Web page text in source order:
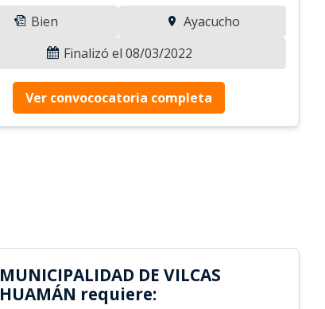
Bien
Ayacucho
Finalizó el 08/03/2022
Ver convococatoria completa
MUNICIPALIDAD DE VILCAS
HUAMÁN requiere: